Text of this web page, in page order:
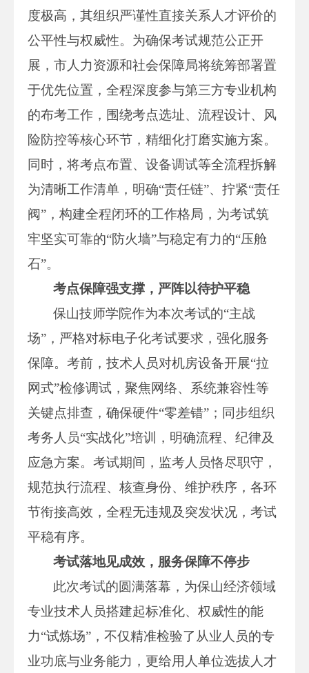
度极高，其组织严谨性直接关系人才评价的
公平性与权威性。为确保考试规范公正开
展，市人力资源和社会保障局将统筹部署置
于优先位置，全程深度参与第三方专业机构
的布考工作，围绕考点选址、流程设计、风
险防控等核心环节，精细化打磨实施方案。
同时，将考点布置、设备调试等全流程拆解
为清晰工作清单，明确“责任链”、拧紧“责任
阀”，构建全程闭环的工作格局，为考试筑
牢坚实可靠的“防火墙”与稳定有力的“压舱
石”。
考点保障强支撑，严阵以待护平稳
保山技师学院作为本次考试的“主战
场”，严格对标电子化考试要求，强化服务
保障。考前，技术人员对机房设备开展“拉
网式”检修调试，聚焦网络、系统兼容性等
关键点排查，确保硬件“零差错”；同步组织
考务人员“实战化”培训，明确流程、纪律及
应急方案。考试期间，监考人员恪尽职守，
规范执行流程、核查身份、维护秩序，各环
节衔接高效，全程无违规及突发状况，考试
平稳有序。
考试落地见成效，服务保障不停步
此次考试的圆满落幕，为保山经济领域
专业技术人员搭建起标准化、权威性的能
力“试炼场”，不仅精准检验了从业人员的专
业功底与业务能力，更给用人单位选拔人才